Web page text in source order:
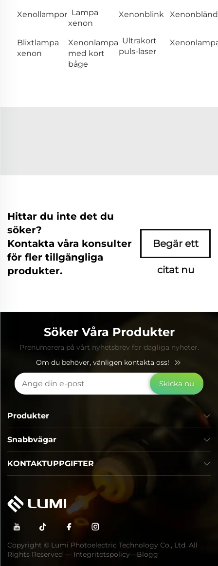
Xenollampor Lampa
xenon
Xenonblink
Blixtlampa
xenon
Xenonlampa
med kort
båge
Ultrakort
puls-laser
Hittar du inte det du
söker?
Kontakta våra konsulter
för fler tillgängliga
produkter.
Begär ett
citat nu
Söker Våra Produkter
Prenumerera på vårt nyhetsbrev för dagliga nyheter.
Om du behöver, vänligen kontakta oss!
Skicka nu
Snabbvägar
Produkter
KONTAKTUPPGIFTER
Copyright © Lumi Photoelectric Technology Co., Ltd. All
Rights Reserved — Integritetspolicy—Blogg